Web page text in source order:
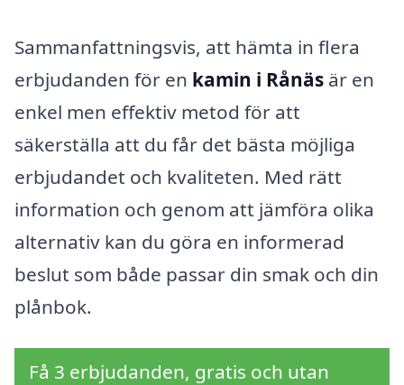
Sammanfattningsvis, att hämta in flera
erbjudanden för en kamin i Rånäs är en
enkel men effektiv metod för att
säkerställa att du får det bästa möjliga
erbjudandet och kvaliteten. Med rätt
information och genom att jämföra olika
alternativ kan du göra en informerad
beslut som både passar din smak och din
plånbok.
Få 3 erbjudanden, gratis och utan